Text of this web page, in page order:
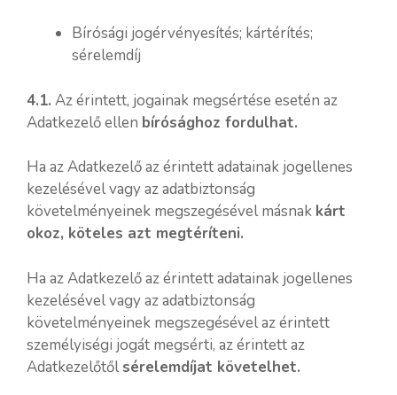
Bírósági jogérvényesítés; kártérítés;
sérelemdíj
4.1. Az érintett, jogainak megsértése esetén az
Adatkezelő ellen bírósághoz fordulhat.
Ha az Adatkezelő az érintett adatainak jogellenes
kezelésével vagy az adatbiztonság
követelményeinek megszegésével másnak kárt
okoz, köteles azt megtéríteni.
Ha az Adatkezelő az érintett adatainak jogellenes
kezelésével vagy az adatbiztonság
követelményeinek megszegésével az érintett
személyiségi jogát megsérti, az érintett az
Adatkezelőtőlsérelemdíjat követelhet.